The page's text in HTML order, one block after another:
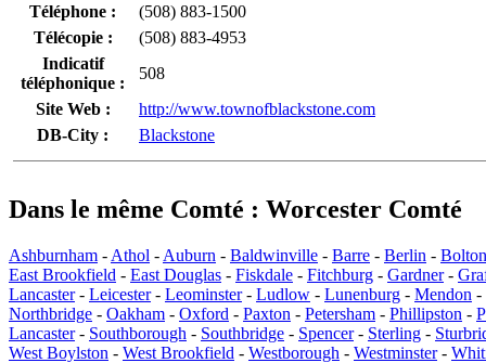
Téléphone :
(508) 883-1500
Télécopie :
(508) 883-4953
Indicatif
téléphonique :
508
Site Web :
http://www.townofblackstone.com
DB-City :
Blackstone
Dans le même Comté : Worcester Comté
Ashburnham - Athol - Auburn - Baldwinville - Barre - Berlin - Bolton
East Brookfield - East Douglas - Fiskdale - Fitchburg - Gardner-
Lancaster- Leicester- Leominster- Ludlow - Lunenburg - Mendon -
Northbridge - Oakham - Oxford - Paxton - Petersham - Phillipston -
Lancaster- Southborough - Southbridge - Spencer- Sterling -
West Boylston - West Brookfield - Westborough - Westminster-